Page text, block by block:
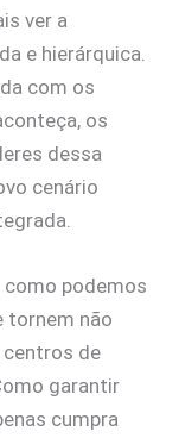
ver a
e hierárquica.
com os
os
dessa
cenário
como podemos
tornem não
centros de
garantir
cumpra